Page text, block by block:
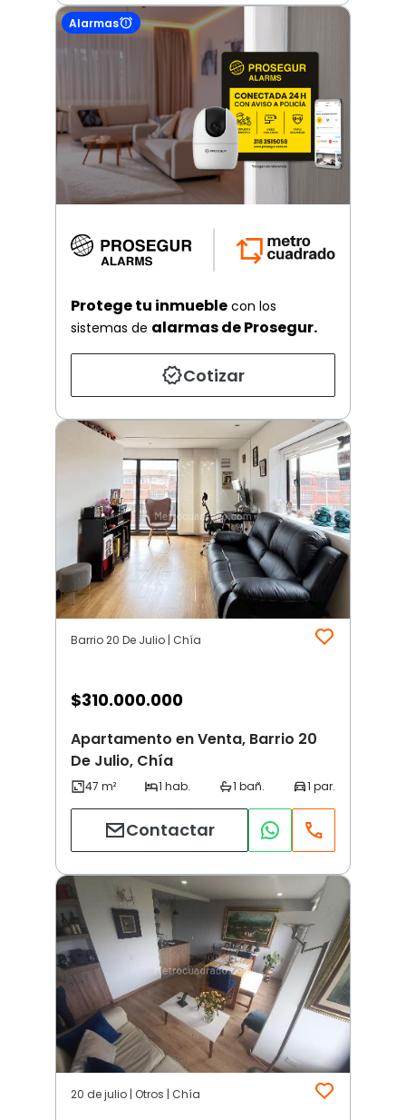
Alarmas
Protege tu inmueble con los
sistemas de alarmas de Prosegur.
Cotizar
Barrio 20 De Julio | Chía
$310.000.000
Apartamento en Venta, Barrio 20
De Julio, Chía
Contactar
20 de julio | Otros | Chía